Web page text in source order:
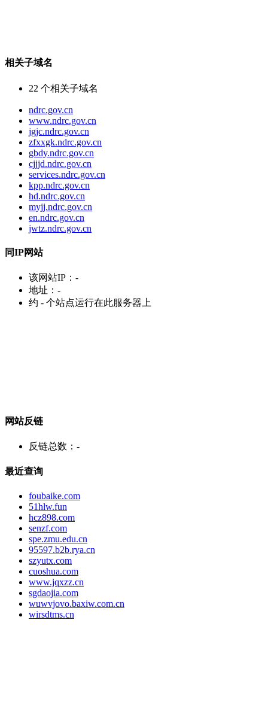
相关子域名
22 个相关子域名
ndrc.gov.cn
www.ndrc.gov.cn
jgjc.ndrc.gov.cn
zfxxgk.ndrc.gov.cn
gbdy.ndrc.gov.cn
cjjjd.ndrc.gov.cn
services.ndrc.gov.cn
kpp.ndrc.gov.cn
hd.ndrc.gov.cn
myjj.ndrc.gov.cn
en.ndrc.gov.cn
jwtz.ndrc.gov.cn
同IP网站
该网站IP： -
地址： -
约 - 个站点运行在此服务器上
网站反链
反链总数： -
最近查询
foubaike.com
51hlw.fun
hcz898.com
senzf.com
spe.zmu.edu.cn
95597.b2b.rya.cn
szyutx.com
cuoshua.com
www.jqxzz.cn
sgdaojia.com
wuwvjovo.baxiw.com.cn
wirsdtms.cn